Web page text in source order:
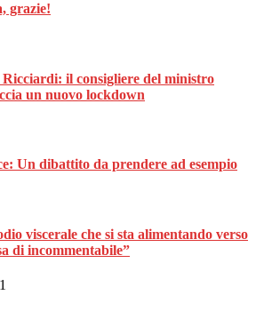
grazie!
il consigliere del ministro
un nuovo lockdown
Un dibattito da prendere ad esempio
viscerale che si sta alimentando verso
di incommentabile”